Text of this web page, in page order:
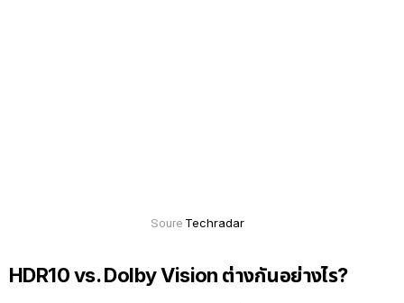
Soure Techradar
HDR10 vs. Dolby Vision ต่างกันอย่างไร?